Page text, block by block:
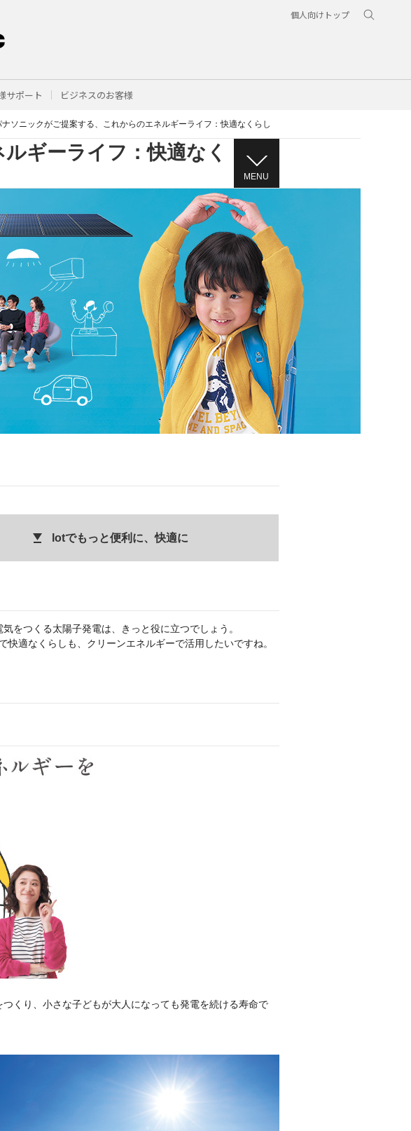
個人向けトップ
サポート ビジネスのお客様
ナソニックがご提案する、これからのエネルギーライフ：快適なくらし
ギーライフ：快適なく
MENU
lotでもっと便利に、快適に
をつくる太陽子発電は、きっと役に立つでしょう。
適なくらしも、クリーンエネルギーで活用したいですね。
くり、小さな子どもが大人になっても発電を続ける寿命で